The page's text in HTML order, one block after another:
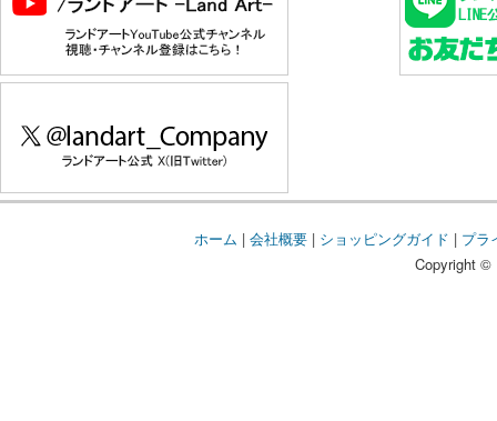
ホーム | 会社概要| ショッピングガイド | プラ
Copyright ©